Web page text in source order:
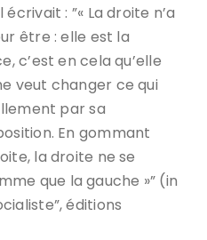
: ”« La droite n’a
être : elle est la
c’est en cela qu’elle
veut changer ce qui
par sa
En gommant
la droite ne se
que la gauche »” (in
éditions